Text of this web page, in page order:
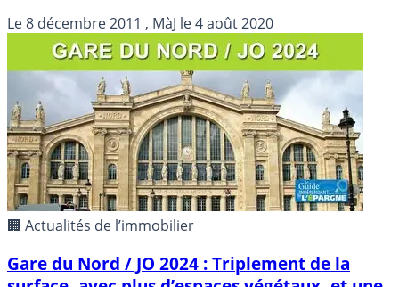
Le8 décembre 2011 , MàJ le4 août 2020
🏢 Actualités de l’immobilier
Gare du Nord / JO 2024 : Triplement de la